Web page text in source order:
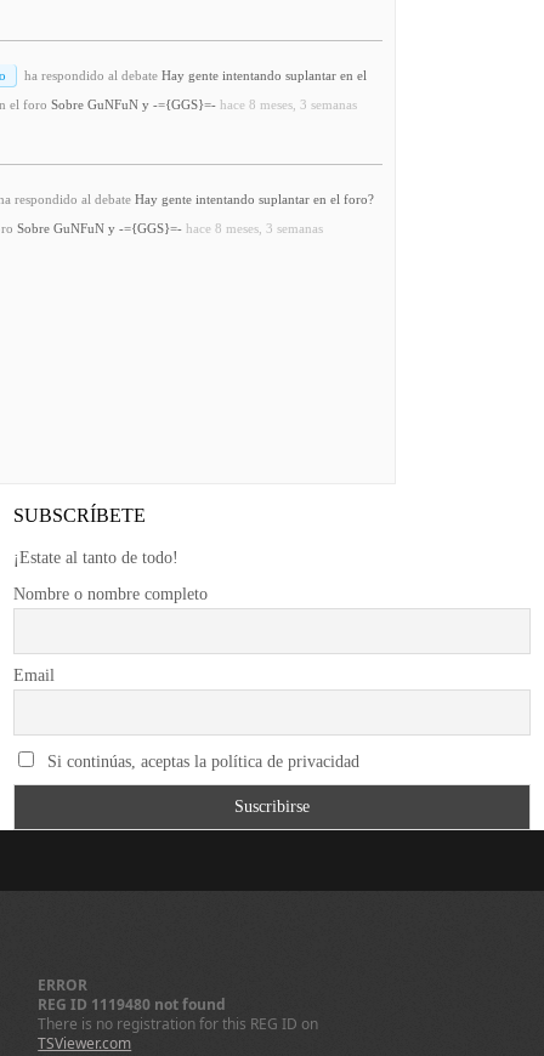
ha respondido al debate Hay gente intentando suplantar en el
el foro Sobre GuNFuN y -={GGS}=- hace 8 meses, 3 semanas
respondido al debate Hay gente intentando suplantar en el foro?
Sobre GuNFuN y -={GGS}=- hace 8 meses, 3 semanas
SUBSCRÍBETE
¡Estate al tanto de todo!
Nombre o nombre completo
Email
Si continúas, aceptas la política de privacidad
ERROR
REG ID 1119480 not found
There is no registration for this REG ID on
TSViewer.com